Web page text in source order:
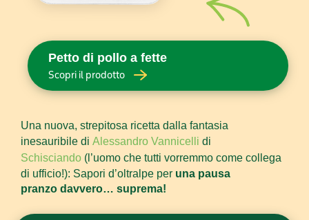
Petto di pollo a fette
Scopri il prodotto
Una nuova, strepitosa ricetta dalla fantasia
inesauribile di Alessandro Vannicelli di
Schisciando (l’uomo che tutti vorremmo come collega
di ufficio!): Sapori d’oltralpe per una pausa
pranzo davvero… suprema!